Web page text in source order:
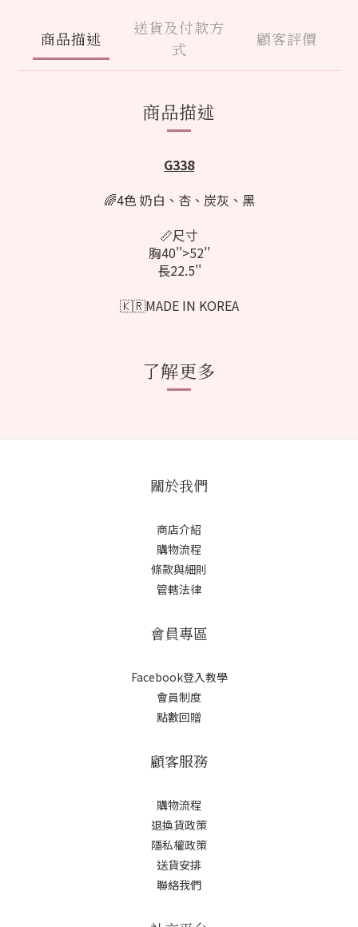
商品描述
送貨及付款方
式
顧客評價
商品描述
G338
🌈4色 奶白、杏、炭灰、黑
📏尺寸
胸40''>52''
長22.5''
🇰🇷MADE IN KOREA
了解更多
關於我們
商店介紹
購物流程
條款與細則
管轄法律
會員專區
Facebook登入教學
會員制度
點數回贈
顧客服務
購物流程
退換貨政策
隱私權政策
送貨安排
聯絡我們